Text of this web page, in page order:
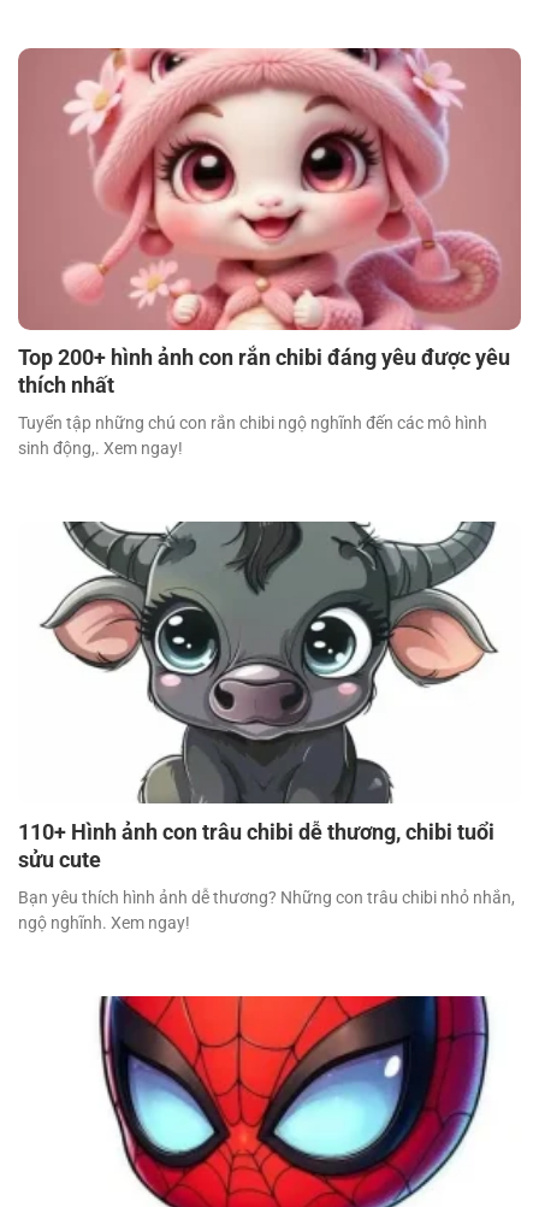
Top 200+ hình ảnh con rắn chibi đáng yêu được yêu
thích nhất
Tuyển tập những chú con rắn chibi ngộ nghĩnh đến các mô hình
sinh động,. Xem ngay!
110+ Hình ảnh con trâu chibi dễ thương, chibi tuổi
sửu cute
Bạn yêu thích hình ảnh dễ thương? Những con trâu chibi nhỏ nhắn,
ngộ nghĩnh. Xem ngay!